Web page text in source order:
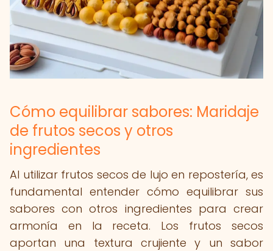
Cómo equilibrar sabores: Maridaje
de frutos secos y otros
ingredientes
Al utilizar frutos secos de lujo en repostería, es
fundamental entender cómo equilibrar sus
sabores con otros ingredientes para crear
armonía en la receta. Los frutos secos
aportan una textura crujiente y un sabor